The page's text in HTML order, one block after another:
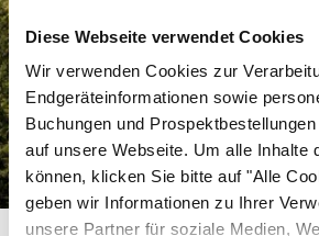
Diese Webseite verwendet Cookies
Wir verwenden Cookies zur
Endgeräteinformationen sowie
Buchungen und
auf unsere Webseite. Um alle Inhalte
können, klicken Sie bitte auf "Alle
geben wir Informationen zu Ihrer
unsere Partner für soziale Medien,
Blomberg Fun
Startseite Blomberg Fun